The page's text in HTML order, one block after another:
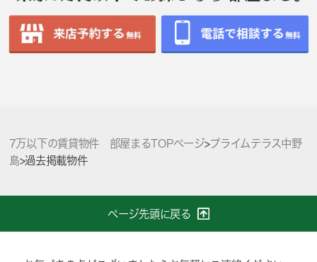
7万以下の賃貸物件 部屋まるTOPページ>プライムテラス中野
島>過去掲載物件
ページ先頭に戻る